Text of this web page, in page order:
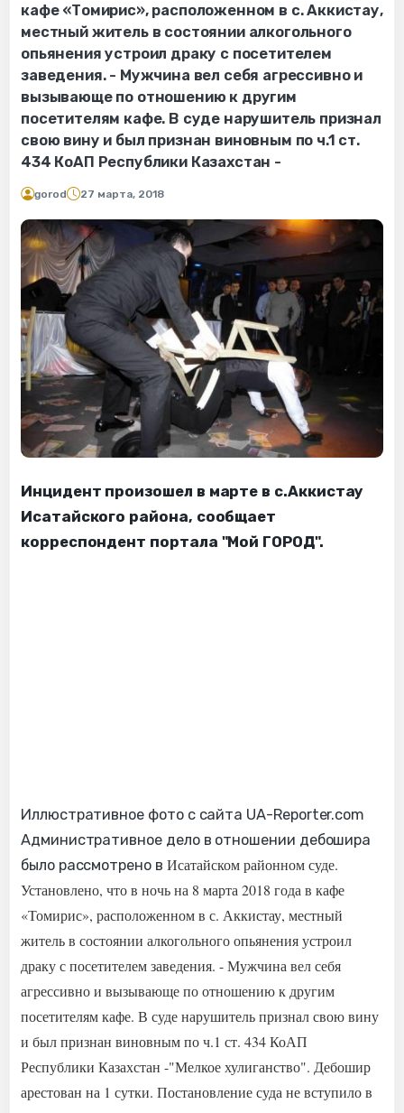
кафе «Томирис», расположенном в с. Аккистау,
местный житель в состоянии алкогольного
опьянения устроил драку с посетителем
заведения. - Мужчина вел себя агрессивно и
вызывающе по отношению к другим
посетителям кафе. В суде нарушитель признал
свою вину и был признан виновным по ч.1 ст.
434 КоАП Республики Казахстан -
gorod 27 марта, 2018
Инцидент произошел в марте в с.Аккистау
Исатайского района, сообщает
корреспондент портала "Мой ГОРОД".
Иллюстративное фото с сайта UA-Reporter.com
Административное дело в отношении дебошира
было рассмотрено в Исатайском районном суде.
Установлено, что в ночь на 8 марта 2018 года в кафе
«Томирис», расположенном в с. Аккистау, местный
житель в состоянии алкогольного опьянения устроил
драку с посетителем заведения. - Мужчина вел себя
агрессивно и вызывающе по отношению к другим
посетителям кафе. В суде нарушитель признал свою вину
и былпризнан виновным по ч.1 ст. 434 КоАП
Республики Казахстан -"Мелкое хулиганство". Дебошир
арестован на 1 сутки. Постановление суда не вступило в